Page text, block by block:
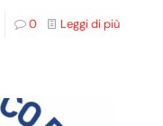
0 Leggi di più